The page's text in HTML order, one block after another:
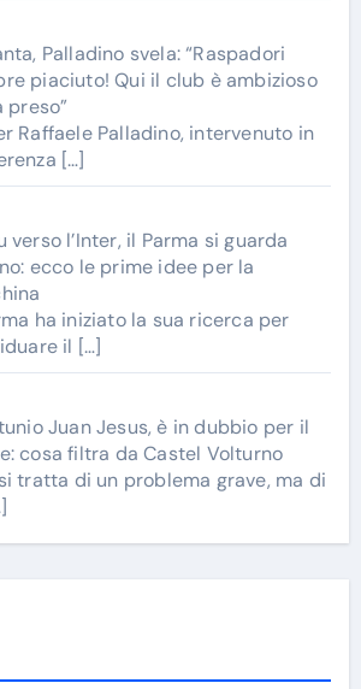
Palladino svela: “Raspadori
piaciuto! Qui il club è ambizioso
preso”
Raffaele Palladino, intervenuto in
[…]
verso l’Inter, il Parma si guarda
ecco le prime idee per la
ha iniziato la sua ricerca per
il […]
Juan Jesus, è in dubbio per il
cosa filtra da Castel Volturno
tratta di un problema grave, ma di